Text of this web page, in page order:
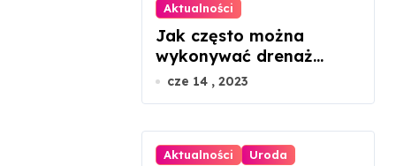
Aktualności
Jak często można
wykonywać drenaż
limfatyczny twarzy?
cze 14 , 2023
Aktualności Uroda